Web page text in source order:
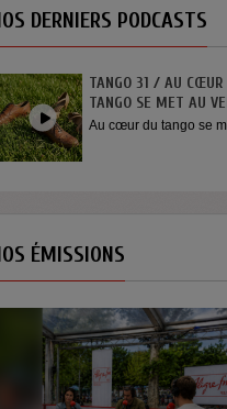
DERNIERS PODCASTS
TANGO 31 / AU CŒUR
TANGO SE MET AU
Au cœur du tango se
ÉMISSIONS